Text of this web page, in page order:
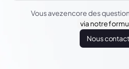
Vous avez encore des
via notre
Nous